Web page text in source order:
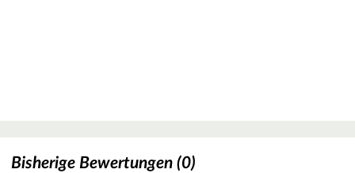
Bisherige Bewertungen (0)